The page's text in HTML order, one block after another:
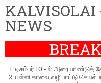
KALVISOLAI
NEWS
டிசம்பர் 10 - ல் அரையாண்டுத்
பள்ளி காலை வழிபாட்டு